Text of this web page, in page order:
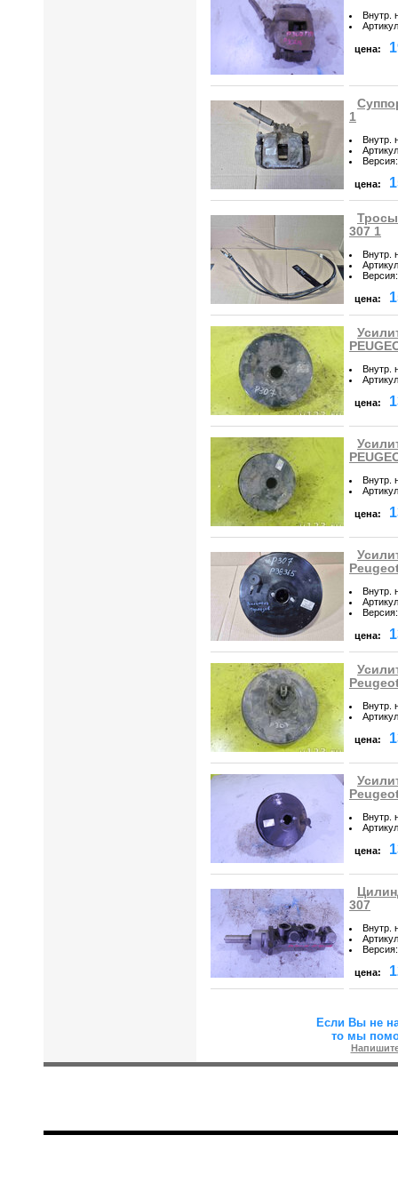
Внутр.
Артикул
цена:
1
Внутр.
Артикул
Версия:
цена:
Тросы
307 1
Внутр.
Артикул
Версия:
цена:
Внутр.
Артикул
цена:
Внутр.
Артикул
цена:
Внутр.
Артикул
Версия:
цена:
Внутр.
Артикул
цена:
Внутр.
Артикул
цена:
307
Внутр.
Артикул
Версия:
цена:
Если Вы не
то мы